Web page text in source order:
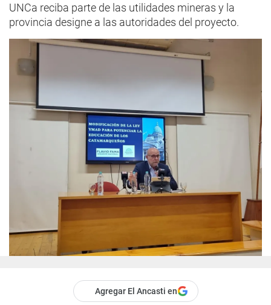
UNCa reciba parte de las utilidades mineras y la
provincia designe a las autoridades del proyecto.
Agregar El Ancasti en